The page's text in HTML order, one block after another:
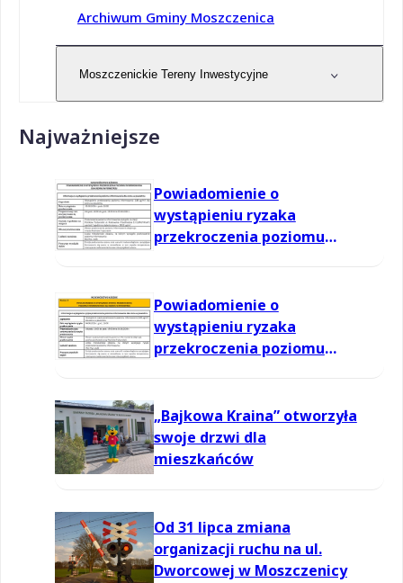
Archiwum Gminy Moszczenica
Moszczenickie Tereny Inwestycyjne
Najważniejsze
Powiadomienie o
wystąpieniu ryzaka
przekroczenia poziomu
Powiadomienie o
wystąpieniu ryzaka
przekroczenia poziomu
„Bajkowa Kraina” otworzyła
swoje drzwi dla
mieszkańców
Od 31 lipca zmiana
organizacji ruchu na ul.
Dworcowej w Moszczenicy